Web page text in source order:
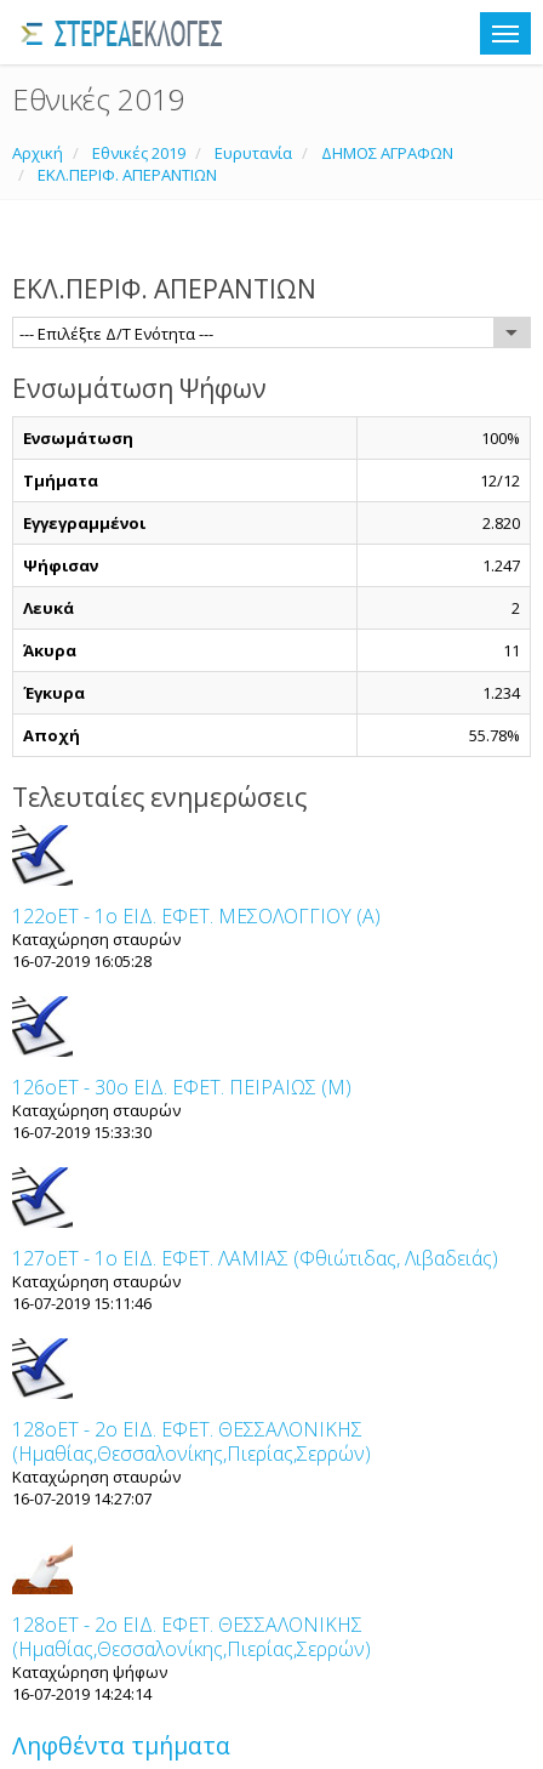
Εθνικές 2019
Αρχική Εθνικές 2019 Ευρυτανία
ΔΗΜΟΣ ΑΓΡΑΦΩΝ
ΕΚΛ.ΠΕΡΙΦ. ΑΠΕΡΑΝΤΙΩΝ
ΕΚΛ.ΠΕΡΙΦ. ΑΠΕΡΑΝΤΙΩΝ
--- Επιλέξτε Δ/Τ Ενότητα ---
Ενσωμάτωση Ψήφων
Ενσωμάτωση
100%
Τμήματα
12/12
Εγγεγραμμένοι
2.820
Ψήφισαν
1.247
Λευκά
2
Άκυρα
11
Έγκυρα
1.234
Αποχή
55.78%
Τελευταίες ενημερώσεις
122οET - 1ο ΕΙΔ. ΕΦΕΤ. ΜΕΣΟΛΟΓΓΙΟΥ (Α)
Καταχώρηση σταυρών
16-07-2019 16:05:28
126οET - 30ο ΕΙΔ. ΕΦΕΤ. ΠΕΙΡΑΙΩΣ (Μ)
Καταχώρηση σταυρών
16-07-2019 15:33:30
127οET - 1ο ΕΙΔ. ΕΦΕΤ. ΛΑΜΙΑΣ (Φθιώτιδας, Λιβαδειάς)
Καταχώρηση σταυρών
16-07-2019 15:11:46
128οET - 2ο ΕΙΔ. ΕΦΕΤ. ΘΕΣΣΑΛΟΝΙΚΗΣ
(Ημαθίας,Θεσσαλονίκης,Πιερίας,Σερρών)
Καταχώρηση σταυρών
16-07-2019 14:27:07
128οET - 2ο ΕΙΔ. ΕΦΕΤ. ΘΕΣΣΑΛΟΝΙΚΗΣ
(Ημαθίας,Θεσσαλονίκης,Πιερίας,Σερρών)
Καταχώρηση ψήφων
16-07-2019 14:24:14
Ληφθέντα τμήματα